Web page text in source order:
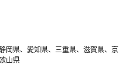
岡県、愛知県、三重県、滋賀県、京
山県